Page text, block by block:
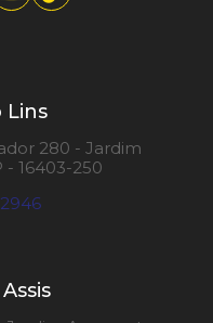
Lins
280 - Jardim
- 16403-250